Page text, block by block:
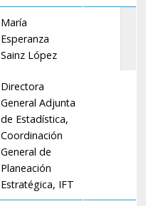
María
Esperanza
Sainz López
Directora
General Adjunta
de Estadística,
Coordinación
General de
Planeación
Estratégica, IFT